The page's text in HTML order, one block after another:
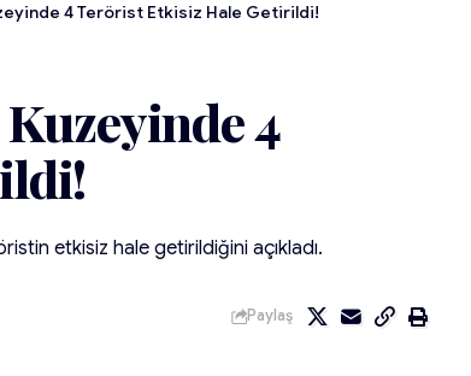
4 Terörist Etkisiz Hale Getirildi!
4
etkisiz hale getirildiğini açıkladı.
Paylaş